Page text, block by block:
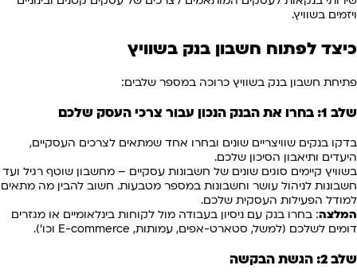
ויזמים בשוויץ.
כיצד לפתוח חשבון בנק בשוויץ
פתיחת חשבון בנק בשוויץ כרוכה במספר שלבים:
שלב 1: בחרו את הבנק הנכון עבור צרכי העסק שלכם
בדקו בנקים שוויצריים שונים ובחרו אחד שמתאים לצרכים העסקיים,
היעדים ותיאבון הסיכון שלכם.
בשוויץ קיימים סוגים שונים של חשבונות עסקיים – מחשבון שוטף רגיל ועד
חשבונות לניהול עושר וחשבונות במספר מטבעות. חשוב להבין מה מתאים
למודל הפעילות העסקית שלכם.
המלצה: בחרו בנק עם ניסיון בעבודה מול לקוחות בינלאומיים או מגזרים
דומים לשלכם (למשל, סטארט-אפים, עמותות, E-commerce וכו').
שלב 2: הגשת הבקשה